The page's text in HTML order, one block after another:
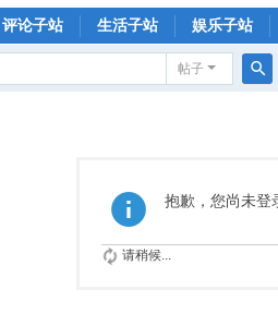
评论子站 生活子站 娱乐子站
帖子
抱歉，您尚未登
请稍候...